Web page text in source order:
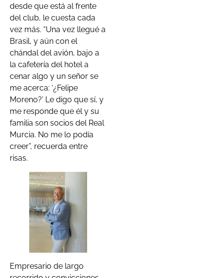
desde que está al frente
del club, le cuesta cada
vez más. “Una vez llegué a
Brasil, y aún con el
chándal del avión, bajo a
la cafetería del hotel a
cenar algo y un señor se
me acerca: ‘¿Felipe
Moreno?’ Le digo que sí, y
me responde que él y su
familia son socios del Real
Murcia. No me lo podía
creer”, recuerda entre
risas.
Empresario de largo